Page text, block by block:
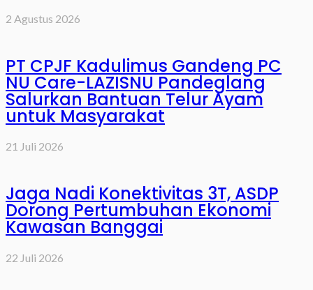
2 Agustus 2026
PT CPJF Kadulimus Gandeng PC
NU Care-LAZISNU Pandeglang
Salurkan Bantuan Telur Ayam
untuk Masyarakat
21 Juli 2026
Jaga Nadi Konektivitas 3T, ASDP
Dorong Pertumbuhan Ekonomi
Kawasan Banggai
22 Juli 2026